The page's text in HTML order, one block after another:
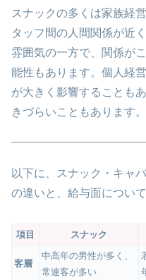
スナックの多くは家族経
タッフ間の人間関係が近
雰囲気の一方で、関係が
能性もあります。個人経
が大きく影響することも
きづらいこともあります。
以下に、スナック・キャ
の違いと、給与面につい
項目 スナック
客層
中高年の男性が多く、
常連客が多い